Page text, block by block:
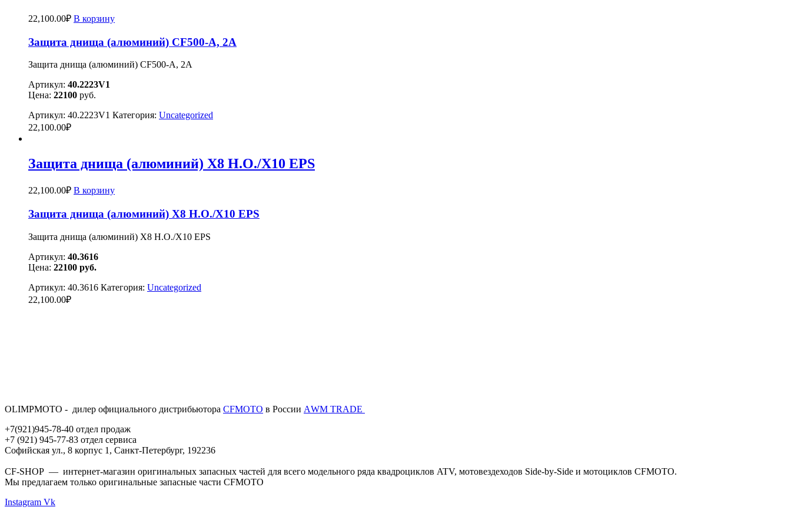
22,100.00₽ В корзину
Защита днища (алюминий) CF500-А, 2А
Защита днища (алюминий) CF500-А, 2А
Артикул: 40.2223V1
Цена: 22100 руб.
Артикул: 40.2223V1 Категория: Uncategorized
22,100.00₽
Защита днища (алюминий) X8 H.O./X10 EPS
22,100.00₽ В корзину
Защита днища (алюминий) X8 H.O./X10 EPS
Защита днища (алюминий) X8 H.O./X10 EPS
Артикул: 40.3616
Цена: 22100 руб.
Артикул: 40.3616 Категория: Uncategorized
22,100.00₽
OLIMPMOTO - дилер официального дистрибьютора CFMOTO в России АWМ TRADE
+7(921)945-78-40 отдел продаж
+7 (921) 945-77-83 отдел сервиса
Софийская ул., 8 корпус 1, Санкт-Петербург, 192236
CF-SHOP — интернет-магазин оригинальных запасных частей для всего модельного ряда квадроциклов ATV, мотовездеходов Side-by-Side и мотоциклов CFMOTO.
Мы предлагаем только оригинальные запасные части CFMOTO
Instagram Vk